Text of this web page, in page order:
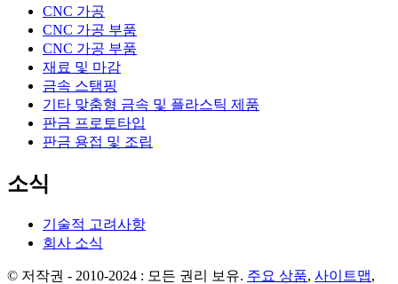
CNC 가공
CNC 가공 부품
CNC 가공 부품
재료 및 마감
금속 스탬핑
기타 맞춤형 금속 및 플라스틱 제품
판금 프로토타입
판금 용접 및 조립
소식
기술적 고려사항
회사 소식
© 저작권 - 2010-2024 : 모든 권리 보유. 주요 상품, 사이트맵,